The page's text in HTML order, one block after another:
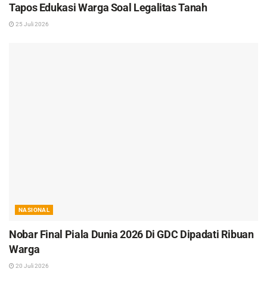
Tapos Edukasi Warga Soal Legalitas Tanah
25 Juli 2026
NASIONAL
Nobar Final Piala Dunia 2026 Di GDC Dipadati Ribuan
Warga
20 Juli 2026